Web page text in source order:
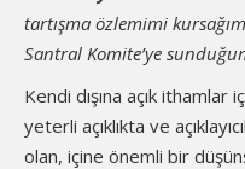
tartışma özlemimi
Santral Komite’ye
Kendi dışına açık ithamlar
yeterli açıklıkta ve
olan, içine önemli bir